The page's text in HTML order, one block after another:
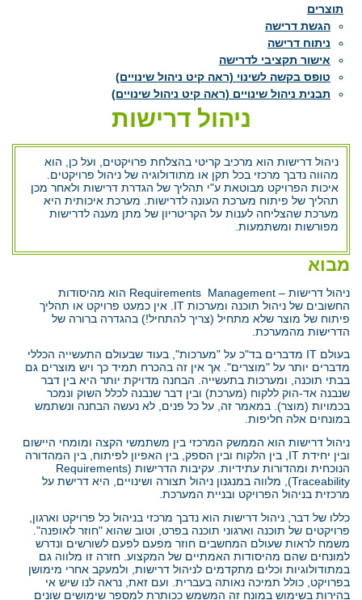
תוצרים
הגשת דרישה
ניתוח דרישה
אישור תקציבי לדרישה
טופס בקשה לשינוי (ראה קיט ניהול שינויים)
תבנית ניהול שינויים (ראה קיט ניהול שינויים)
ניהול דרישות
ניהול דרישות הוא מרכיב קריטי בהצלחת פרויקטים, ועל כן, הוא
מהווה נדבך מרכזי בכל תקן או מתודולוגיה של ניהול פרויקטים.
איכות הפרויקט מבוטאת ע"י תהליך של הגדרת דרישות ולאחר מכן
תהליך של פיתוח מערכת העונה לדרישות. מערכת איכותית היא
מערכת שהצליחה לענות על הקריטריון של מתן מענה לדרישות
מפורשות ומשתמעות.
מבוא
ניהול דרישות – Requirements Management הוא מהיסודות
החשובים של ניהול תוכנה ומערכות IT. אין כמעט פרויקט או תהליך
פיתוח של מוצר שלא מתחיל (צריך להתחיל!) בהגדרה ברורה של
הדרישות מהמערכת.
בעולם IT מדברים בד"כ על "מערכות", בעוד שבעולם התעשייה הכללי
מדברים יותר על "מוצרים". אך אין זה בהכרח תמיד כך ויש מוצרים גם
בבתי תוכנה, ומערכות בתעשייה. הבחנה מדויקת יותר היא בין דבר
שנבנה אד-הוק ללקוח (מערכת) ובין דבר שנבנה לכלל השוק ונמכר
בכמויות (מוצר). במאמר זה, על כל פנים, לא נעשה הבחנה ונשתמש
במונחים אלה חליפות.
ניהול דרישות הוא הממשק המרכזי בין משתמשי הקצה ומומחי היישום
ובין יחידת IT, בין הלקוח ובין הספק, בין האפיון לפיתוח, בין המהדורה
הנוכחית ומהדורות עתידיות. עקיבות הדרישות (Requirements
Traceability), מלווה במנגנון ניהול תצורה ושינויים, היא דרישת על
מרכזית בניהול הפרויקט ובניית המערכת.
כללו של דבר, ניהול דרישות הוא נדבך מרכזי בניהול כל פרויקט וארגון,
פרויקטים של תוכנה וארגוני תוכנה בפרט, וטוב שהוא "חוזר לאופנה".
משמח לראות שעולם המחשבים חוזר מפעם לפעם לשורשים ונדרש
למונחים שהם מהיסודות האמתיים של המקצוע. חזרה זו מלווה גם
במתודולוגיות וכלים מתקדמים לניהול דרישות, ולמעקב אחרי מימושן
בפרויקט, כולל תמיכה נאותה בעברית. ועם זאת, נראה לנו שיש אי
בהירות בשימוש במונח זה המשמש ככותרת למספר שימושים שונים